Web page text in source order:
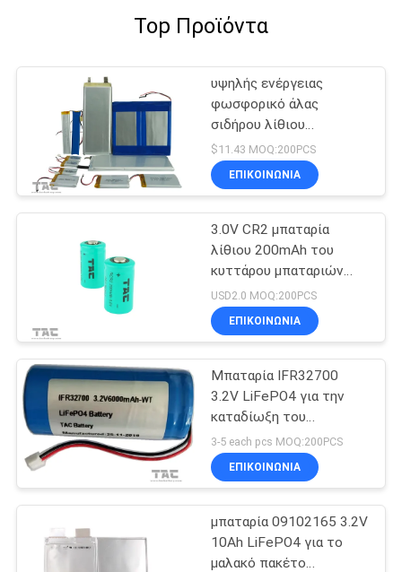
Top Προϊόντα
υψηλής ενέργειας
φωσφορικό άλας
σιδήρου λίθιου
πυκνότητας
11585135Fe 10Ah
μπαταριών 3.2V LifeP04
$11.43 MOQ:200PCS
ΕΠΙΚΟΙΝΩΝΊΑ
3.0V CR2 μπαταρία
λίθιου 200mAh του
κυττάρου μπαταριών
LiFePO4 για τη
μεσημβρινή μάνδρα
USD2.0 MOQ:200PCS
ΕΠΙΚΟΙΝΩΝΊΑ
Μπαταρία IFR32700
3.2V LiFePO4 για την
καταδίωξη του
εξοπλισμού και του
ηλιακού ηλεκτρικού
φράκτη
3-5 each pcs MOQ:200PCS
ΕΠΙΚΟΙΝΩΝΊΑ
μπαταρία 09102165 3.2V
10Ah LiFePO4 για το
μαλακό πακέτο